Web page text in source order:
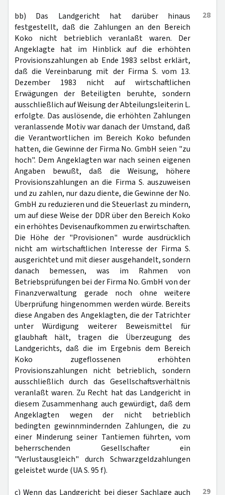
28
bb) Das Landgericht hat darüber hinaus
festgestellt, daß die Zahlungen an den Bereich
Koko nicht betrieblich veranlaßt waren. Der
Angeklagte hat im Hinblick auf die erhöhten
Provisionszahlungen ab Ende 1983 selbst erklärt,
daß die Vereinbarung mit der Firma S. vom 13.
Dezember 1983 nicht auf wirtschaftlichen
Erwägungen der Beteiligten beruhte, sondern
ausschließlich auf Weisung der Abteilungsleiterin L.
erfolgte. Das auslösende, die erhöhten Zahlungen
veranlassende Motiv war danach der Umstand, daß
die Verantwortlichen im Bereich Koko befunden
hatten, die Gewinne der Firma No. GmbH seien "zu
hoch". Dem Angeklagten war nach seinen eigenen
Angaben bewußt, daß die Weisung, höhere
Provisionszahlungen an die Firma S. auszuweisen
und zu zahlen, nur dazu diente, die Gewinne der No.
GmbH zu reduzieren und die Steuerlast zu mindern,
um auf diese Weise der DDR über den Bereich Koko
ein erhöhtes Devisenaufkommen zu erwirtschaften.
Die Höhe der "Provisionen" wurde ausdrücklich
nicht am wirtschaftlichen Interesse der Firma S.
ausgerichtet und mit dieser ausgehandelt, sondern
danach bemessen, was im Rahmen von
Betriebsprüfungen bei der Firma No. GmbH von der
Finanzverwaltung gerade noch ohne weitere
Überprüfung hingenommen werden würde. Bereits
diese Angaben des Angeklagten, die der Tatrichter
unter Würdigung weiterer Beweismittel für
glaubhaft hält, tragen die Überzeugung des
Landgerichts, daß die im Ergebnis dem Bereich
Koko zugeflossenen erhöhten
Provisionszahlungen nicht betrieblich, sondern
ausschließlich durch das Gesellschaftsverhältnis
veranlaßt waren. Zu Recht hat das Landgericht in
diesem Zusammenhang auch gewürdigt, daß dem
Angeklagten wegen der nicht betrieblich
bedingten gewinnmindernden Zahlungen, die zu
einer Minderung seiner Tantiemen führten, vom
beherrschenden Gesellschafter ein
"Verlustausgleich" durch Schwarzgeldzahlungen
geleistet wurde (UA S. 95 f).
29
c) Wenn das Landgericht bei dieser Sachlage auch